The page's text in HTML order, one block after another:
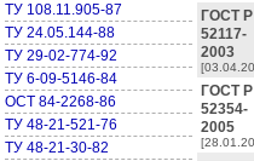
ТУ 108.11.905-87
ТУ 24.05.144-88
ТУ 29-02-774-92
ТУ 6-09-5146-84
ОСТ 84-2268-86
ТУ 48-21-521-76
ТУ 48-21-30-82
ГОСТ Р
52117-
2003
ГОСТ Р
52354-
2005